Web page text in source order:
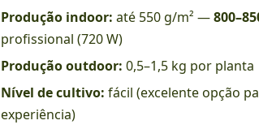
Produção indoor: até 550 g/m² —
profissional (720 W)
Produção outdoor: 0,5–1,5 kg por planta
Nível de cultivo: fácil (excelente opção
experiência)